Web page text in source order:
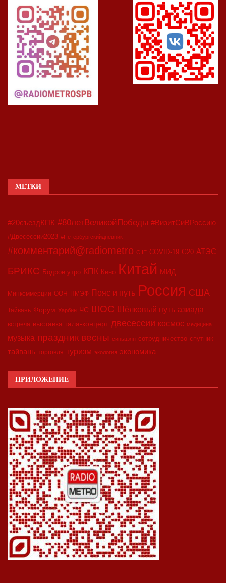
МЕТКИ
#20съездКПК #80летВеликойПобеды #ВизитСиВРоссию
#Двесессии2023 #Петербургскийдневник
#комментарий@radiometro CIIE COVID-19 G20 АТЭС
БРИКС Бодрое утро КПК Кино Китай МИД
Минкоммерции ООН ПМЭФ Пояс и путь Россия США
Тайвань Форум Харбин ЧС ШОС Шёлковый путь азиада
встреча выставка гала-концерт двесессии космос медицина
музыка праздник весны синьцзян сотрудничество спутник
тайвань торговля туризм экология экономика
ПРИЛОЖЕНИЕ